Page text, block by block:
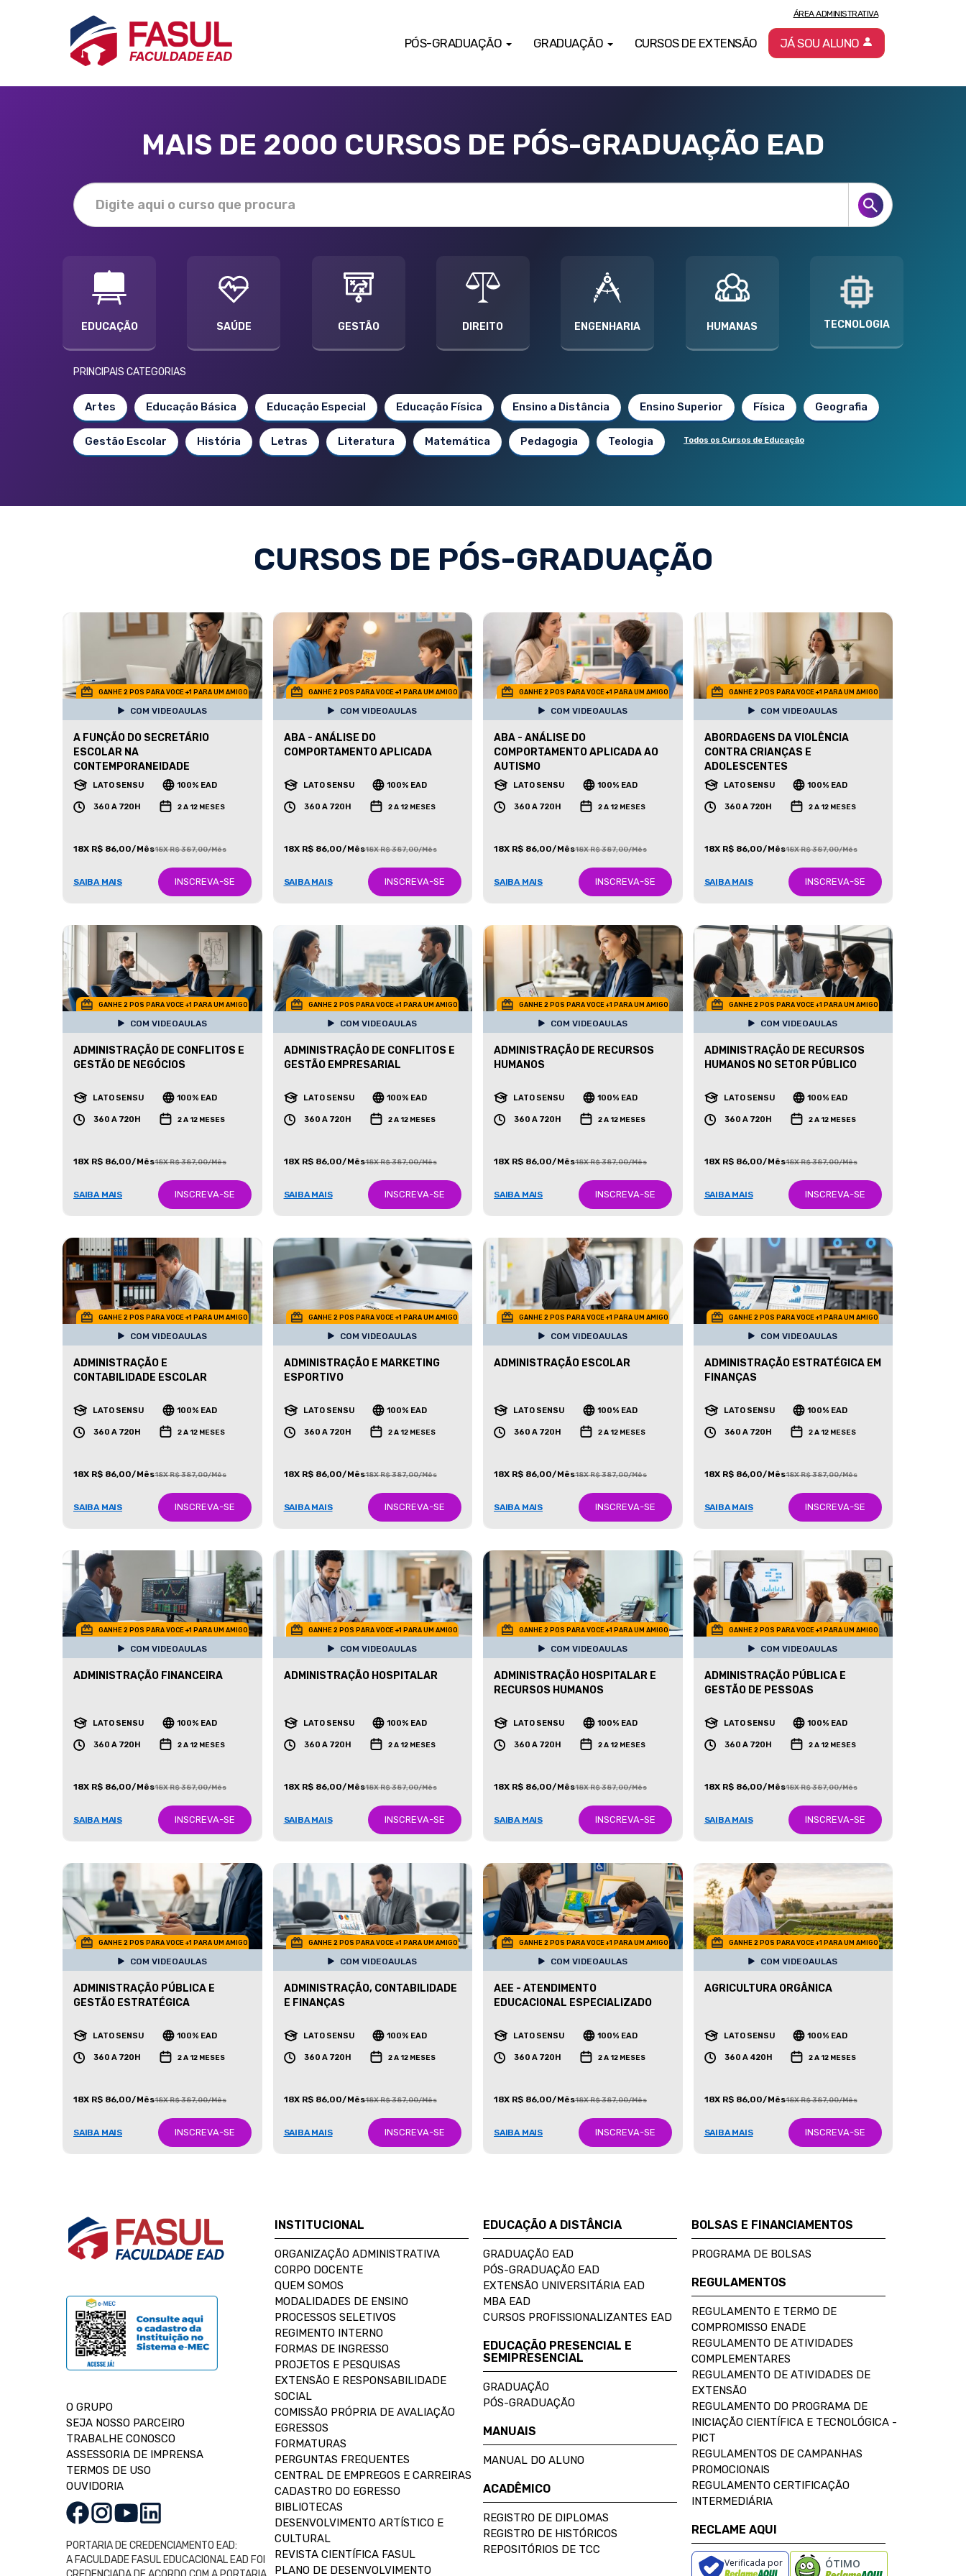
PÓS-GRADUAÇÃO GRADUAÇÃO CURSOS DE EXTENSÃO
ÁREA ADMINISTRATIVA
JÁ SOU ALUNO
MAIS DE 2000 CURSOS DE PÓS-GRADUAÇÃO EAD
EDUCAÇÃO SAÚDE GESTÃO DIREITO ENGENHARIA HUMANAS TECNOLOGIA
PRINCIPAIS CATEGORIAS
Artes Educação Básica Educação Especial Educação Física Ensino a Distância Ensino Superior Física Geografia
Gestão Escolar História Letras Literatura Matemática Pedagogia Teologia Todos os Cursos de Educação
CURSOS DE PÓS-GRADUAÇÃO
GANHE 2 POS PARA VOCE +1 PARA UM AMIGO
COM VIDEOAULAS
A FUNÇÃO DO SECRETÁRIO
ESCOLAR NA
CONTEMPORANEIDADE
LATO SENSU 100% EAD
360 A 720H 2 A 12 MESES
18X R$ 86,00/Mês18X R$ 387,00/Mês
SAIBA MAIS INSCREVA-SE
GANHE 2 POS PARA VOCE +1 PARA UM AMIGO
COM VIDEOAULAS
ABA - ANÁLISE DO
COMPORTAMENTO APLICADA
LATO SENSU 100% EAD
360 A 720H 2 A 12 MESES
18X R$ 86,00/Mês18X R$ 387,00/Mês
SAIBA MAIS INSCREVA-SE
GANHE 2 POS PARA VOCE +1 PARA UM AMIGO
COM VIDEOAULAS
ABA - ANÁLISE DO
COMPORTAMENTO APLICADA AO
AUTISMO
LATO SENSU 100% EAD
360 A 720H 2 A 12 MESES
18X R$ 86,00/Mês18X R$ 387,00/Mês
SAIBA MAIS INSCREVA-SE
GANHE 2 POS PARA VOCE +1 PARA UM AMIGO
COM VIDEOAULAS
ABORDAGENS DA VIOLÊNCIA
CONTRA CRIANÇAS E
ADOLESCENTES
LATO SENSU 100% EAD
360 A 720H 2 A 12 MESES
18X R$ 86,00/Mês18X R$ 387,00/Mês
SAIBA MAIS INSCREVA-SE
GANHE 2 POS PARA VOCE +1 PARA UM AMIGO
COM VIDEOAULAS
ADMINISTRAÇÃO DE CONFLITOS E
GESTÃO DE NEGÓCIOS
LATO SENSU 100% EAD
360 A 720H 2 A 12 MESES
18X R$ 86,00/Mês18X R$ 387,00/Mês
SAIBA MAIS INSCREVA-SE
GANHE 2 POS PARA VOCE +1 PARA UM AMIGO
COM VIDEOAULAS
ADMINISTRAÇÃO DE CONFLITOS E
GESTÃO EMPRESARIAL
LATO SENSU 100% EAD
360 A 720H 2 A 12 MESES
18X R$ 86,00/Mês18X R$ 387,00/Mês
SAIBA MAIS INSCREVA-SE
GANHE 2 POS PARA VOCE +1 PARA UM AMIGO
COM VIDEOAULAS
ADMINISTRAÇÃO DE RECURSOS
HUMANOS
LATO SENSU 100% EAD
360 A 720H 2 A 12 MESES
18X R$ 86,00/Mês18X R$ 387,00/Mês
SAIBA MAIS INSCREVA-SE
GANHE 2 POS PARA VOCE +1 PARA UM AMIGO
COM VIDEOAULAS
ADMINISTRAÇÃO DE RECURSOS
HUMANOS NO SETOR PÚBLICO
LATO SENSU 100% EAD
360 A 720H 2 A 12 MESES
18X R$ 86,00/Mês18X R$ 387,00/Mês
SAIBA MAIS INSCREVA-SE
GANHE 2 POS PARA VOCE +1 PARA UM AMIGO
COM VIDEOAULAS
ADMINISTRAÇÃO E
CONTABILIDADE ESCOLAR
LATO SENSU 100% EAD
360 A 720H 2 A 12 MESES
18X R$ 86,00/Mês18X R$ 387,00/Mês
SAIBA MAIS INSCREVA-SE
GANHE 2 POS PARA VOCE +1 PARA UM AMIGO
COM VIDEOAULAS
ADMINISTRAÇÃO E MARKETING
ESPORTIVO
LATO SENSU 100% EAD
360 A 720H 2 A 12 MESES
18X R$ 86,00/Mês18X R$ 387,00/Mês
SAIBA MAIS INSCREVA-SE
GANHE 2 POS PARA VOCE +1 PARA UM AMIGO
COM VIDEOAULAS
ADMINISTRAÇÃO ESCOLAR
LATO SENSU 100% EAD
360 A 720H 2 A 12 MESES
18X R$ 86,00/Mês18X R$ 387,00/Mês
SAIBA MAIS INSCREVA-SE
GANHE 2 POS PARA VOCE +1 PARA UM AMIGO
COM VIDEOAULAS
ADMINISTRAÇÃO ESTRATÉGICA EM
FINANÇAS
LATO SENSU 100% EAD
360 A 720H 2 A 12 MESES
18X R$ 86,00/Mês18X R$ 387,00/Mês
SAIBA MAIS INSCREVA-SE
GANHE 2 POS PARA VOCE +1 PARA UM AMIGO
COM VIDEOAULAS
ADMINISTRAÇÃO FINANCEIRA
LATO SENSU 100% EAD
360 A 720H 2 A 12 MESES
18X R$ 86,00/Mês18X R$ 387,00/Mês
SAIBA MAIS INSCREVA-SE
GANHE 2 POS PARA VOCE +1 PARA UM AMIGO
COM VIDEOAULAS
ADMINISTRAÇÃO HOSPITALAR
LATO SENSU 100% EAD
360 A 720H 2 A 12 MESES
18X R$ 86,00/Mês18X R$ 387,00/Mês
SAIBA MAIS INSCREVA-SE
GANHE 2 POS PARA VOCE +1 PARA UM AMIGO
COM VIDEOAULAS
ADMINISTRAÇÃO HOSPITALAR E
RECURSOS HUMANOS
LATO SENSU 100% EAD
360 A 720H 2 A 12 MESES
18X R$ 86,00/Mês18X R$ 387,00/Mês
SAIBA MAIS INSCREVA-SE
GANHE 2 POS PARA VOCE +1 PARA UM AMIGO
COM VIDEOAULAS
ADMINISTRAÇÃO PÚBLICA E
GESTÃO DE PESSOAS
LATO SENSU 100% EAD
360 A 720H 2 A 12 MESES
18X R$ 86,00/Mês18X R$ 387,00/Mês
SAIBA MAIS INSCREVA-SE
GANHE 2 POS PARA VOCE +1 PARA UM AMIGO
COM VIDEOAULAS
ADMINISTRAÇÃO PÚBLICA E
GESTÃO ESTRATÉGICA
LATO SENSU 100% EAD
360 A 720H 2 A 12 MESES
18X R$ 86,00/Mês18X R$ 387,00/Mês
SAIBA MAIS INSCREVA-SE
GANHE 2 POS PARA VOCE +1 PARA UM AMIGO
COM VIDEOAULAS
ADMINISTRAÇÃO, CONTABILIDADE
E FINANÇAS
LATO SENSU 100% EAD
360 A 720H 2 A 12 MESES
18X R$ 86,00/Mês18X R$ 387,00/Mês
SAIBA MAIS INSCREVA-SE
GANHE 2 POS PARA VOCE +1 PARA UM AMIGO
COM VIDEOAULAS
AEE - ATENDIMENTO
EDUCACIONAL ESPECIALIZADO
LATO SENSU 100% EAD
360 A 720H 2 A 12 MESES
18X R$ 86,00/Mês18X R$ 387,00/Mês
SAIBA MAIS INSCREVA-SE
GANHE 2 POS PARA VOCE +1 PARA UM AMIGO
COM VIDEOAULAS
AGRICULTURA ORGÂNICA
LATO SENSU 100% EAD
360 A 420H 2 A 12 MESES
18X R$ 86,00/Mês18X R$ 387,00/Mês
SAIBA MAIS INSCREVA-SE
O GRUPO
SEJA NOSSO PARCEIRO
TRABALHE CONOSCO
ASSESSORIA DE IMPRENSA
TERMOS DE USO
OUVIDORIA
PORTARIA DE CREDENCIAMENTO EAD:
A FACULDADE FASUL EDUCACIONAL EAD FOI
INSTITUCIONAL
ORGANIZAÇÃO ADMINISTRATIVA
CORPO DOCENTE
QUEM SOMOS
MODALIDADES DE ENSINO
PROCESSOS SELETIVOS
REGIMENTO INTERNO
FORMAS DE INGRESSO
PROJETOS E PESQUISAS
EXTENSÃO E RESPONSABILIDADE
SOCIAL
COMISSÃO PRÓPRIA DE AVALIAÇÃO
EGRESSOS
FORMATURAS
PERGUNTAS FREQUENTES
CENTRAL DE EMPREGOS E CARREIRAS
CADASTRO DO EGRESSO
BIBLIOTECAS
DESENVOLVIMENTO ARTÍSTICO E
CULTURAL
REVISTA CIENTÍFICA FASUL
PLANO DE DESENVOLVIMENTO
EDUCAÇÃO A DISTÂNCIA
GRADUAÇÃO EAD
PÓS-GRADUAÇÃO EAD
EXTENSÃO UNIVERSITÁRIA EAD
MBA EAD
CURSOS PROFISSIONALIZANTES EAD
EDUCAÇÃO PRESENCIAL E
SEMIPRESENCIAL
GRADUAÇÃO
PÓS-GRADUAÇÃO
MANUAIS
MANUAL DO ALUNO
ACADÊMICO
REGISTRO DE DIPLOMAS
REGISTRO DE HISTÓRICOS
REPOSITÓRIOS DE TCC
BOLSAS E FINANCIAMENTOS
PROGRAMA DE BOLSAS
REGULAMENTOS
REGULAMENTO E TERMO DE
COMPROMISSO ENADE
REGULAMENTO DE ATIVIDADES
COMPLEMENTARES
REGULAMENTO DE ATIVIDADES DE
EXTENSÃO
REGULAMENTO DO PROGRAMA DE
INICIAÇÃO CIENTÍFICA E TECNOLÓGICA -
PICT
REGULAMENTOS DE CAMPANHAS
PROMOCIONAIS
REGULAMENTO CERTIFICAÇÃO
INTERMEDIÁRIA
RECLAME AQUI
Verificada por ÓTIMO